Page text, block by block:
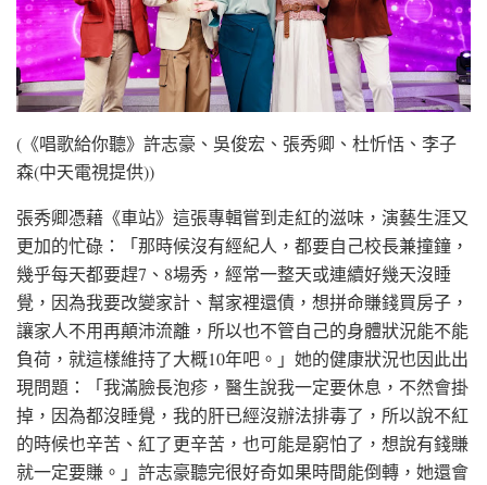
(《唱歌給你聽》許志豪、吳俊宏、張秀卿、杜忻恬、李子
森(中天電視提供))
張秀卿憑藉《車站》這張專輯嘗到走紅的滋味，演藝生涯又
更加的忙碌：「那時候沒有經紀人，都要自己校長兼撞鐘，
幾乎每天都要趕7、8場秀，經常一整天或連續好幾天沒睡
覺，因為我要改變家計、幫家裡還債，想拼命賺錢買房子，
讓家人不用再顛沛流離，所以也不管自己的身體狀況能不能
負荷，就這樣維持了大概10年吧。」她的健康狀況也因此出
現問題：「我滿臉長泡疹，醫生說我一定要休息，不然會掛
掉，因為都沒睡覺，我的肝已經沒辦法排毒了，所以說不紅
的時候也辛苦、紅了更辛苦，也可能是窮怕了，想說有錢賺
就一定要賺。」許志豪聽完很好奇如果時間能倒轉，她還會